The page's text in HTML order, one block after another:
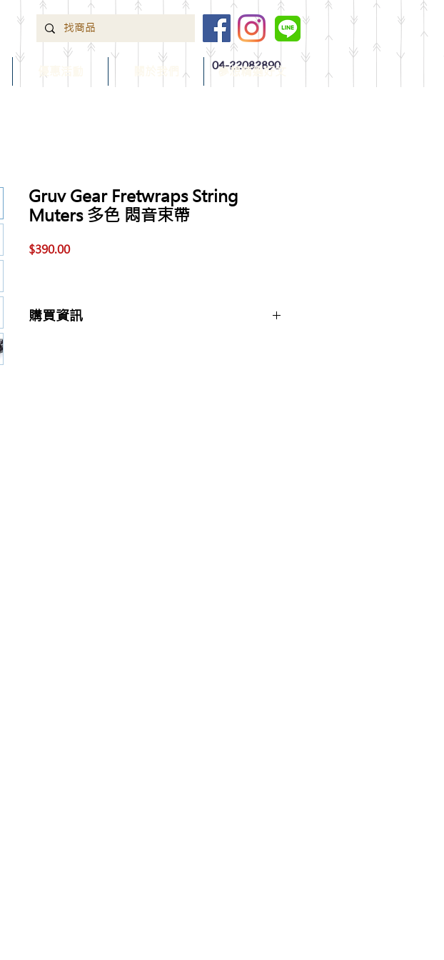
04-22082890
關於我們 夢想精選好文
Gruv Gear Fretwraps String
Muters 多色 悶音束帶
$390.00價
購買資訊